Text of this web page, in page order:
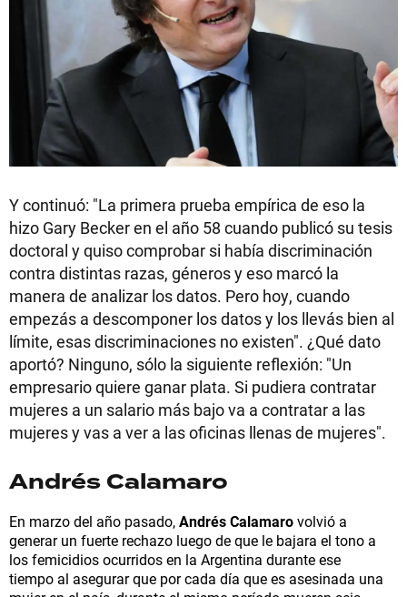
Y continuó: "La primera prueba empírica de eso la
hizo Gary Becker en el año 58 cuando publicó su tesis
doctoral y quiso comprobar si había discriminación
contra distintas razas, géneros y eso marcó la
manera de analizar los datos. Pero hoy, cuando
empezás a descomponer los datos y los llevás bien al
límite, esas discriminaciones no existen". ¿Qué dato
aportó? Ninguno, sólo la siguiente reflexión: "Un
empresario quiere ganar plata. Si pudiera contratar
mujeres a un salario más bajo va a contratar a las
mujeres y vas a ver a las oficinas llenas de mujeres".
Andrés Calamaro
En marzo del año pasado,Andrés Calamarovolvió a
generar un fuerte rechazo luego de que le bajara el tono a
los femicidios ocurridos en la Argentina durante ese
tiempo al asegurar que por cada día que es asesinada una